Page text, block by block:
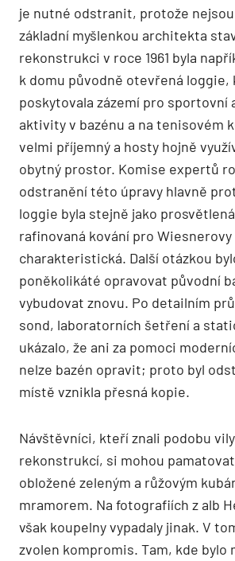
je nutné odstranit, protože
základní myšlenkou architekta
rekonstrukci v roce 1961 byla
k domu původně otevřená loggie,
poskytovala zázemí pro sportovní
aktivity v bazénu a na tenisovém
velmi příjemný a hosty hojně
obytný prostor. Komise expertů
odstranění této úpravy hlavně
loggie byla stejně jako
rafinovaná kování pro
charakteristická. Další otázkou
poněkolikáté opravovat původní
vybudovat znovu. Po detailním
sond, laboratorních šetření a
ukázalo, že ani za pomoci
nelze bazén opravit; proto byl
místě vznikla přesná kopie.
Návštěvníci, kteří znali podobu
rekonstrukcí, si mohou
obložené zeleným a růžovým
mramorem. Na fotografiích z alb
však koupelny vypadaly jinak. V
zvolen kompromis. Tam, kde bylo